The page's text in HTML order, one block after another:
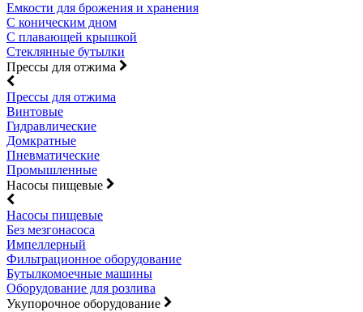
Емкости для брожения и хранения
С коническим дном
С плавающей крышкой
Стеклянные бутылки
Прессы для отжима
Прессы для отжима
Винтовые
Гидравлические
Домкратные
Пневматические
Промышленные
Насосы пищевые
Насосы пищевые
Без мезгонасоса
Импеллерный
Фильтрационное оборудование
Бутылкомоечные машины
Оборудование для розлива
Укупорочное оборудование